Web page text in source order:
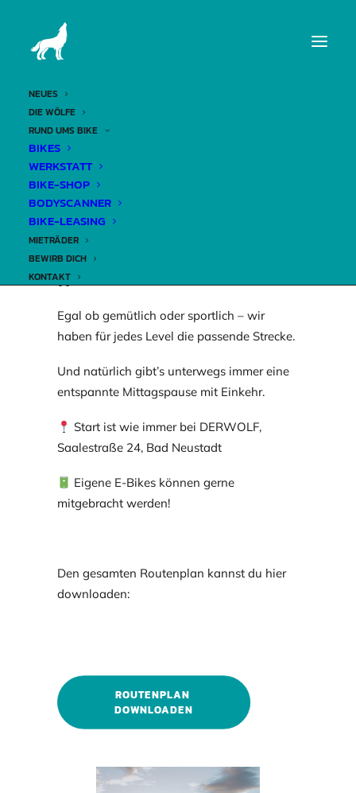
NEUES
DIE WÖLFE
RUND UMS BIKE
BIKES
WERKSTATT
BIKE-SHOP
BODYSCANNER
BIKE-LEASING
MIETRÄDER
BEWIRB DICH
KONTAKT
NEUE E-BIKE-
TOUREN 2025
10. April 2025
Ab April bis Oktober heißt es wieder mal:
Aufsteigen, abschalten, Abenteuer erleben!
Egal ob gemütlich oder sportlich – wir
haben für jedes Level die passende Strecke.
Und natürlich gibt’s unterwegs immer eine
entspannte Mittagspause mit Einkehr.
Start ist wie immer bei DERWOLF,
Saalestraße 24, Bad Neustadt
Eigene E-Bikes können gerne
mitgebracht werden!
Den gesamten Routenplan kannst du hier
downloaden:
ROUTENPLAN
DOWNLOADEN